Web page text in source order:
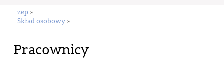
zep »
Skład osobowy »
Pracownicy